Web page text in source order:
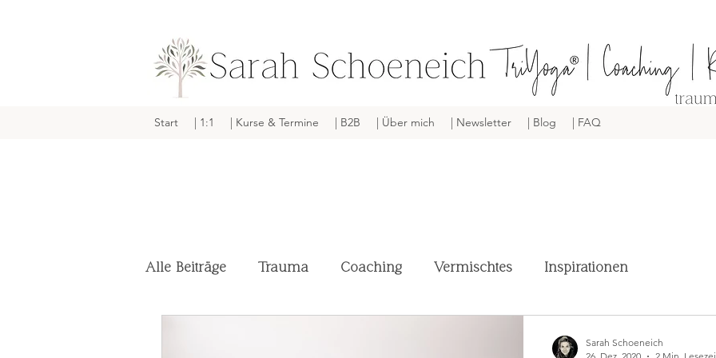
Start | 1:1 | Kurse & Termine | B2B | Über mich | Newsletter | Blog | FAQ
Alle Beiträge Trauma Coaching Vermischtes Inspirationen
Sarah Schoeneich